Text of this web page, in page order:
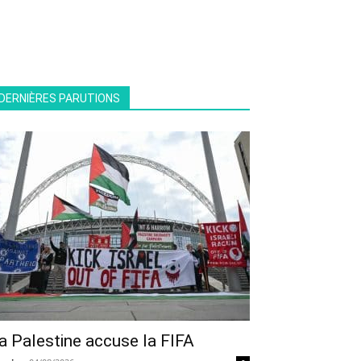
PARUTIONS
Palestine accuse la FIFA